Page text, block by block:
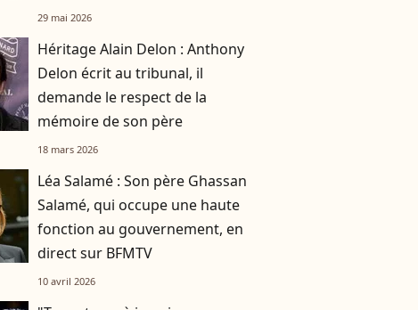
changer
29 mai 2026
Héritage Alain Delon : Anthony
Delon écrit au tribunal, il
demande le respect de la
mémoire de son père
18 mars 2026
Léa Salamé : Son père Ghassan
Salamé, qui occupe une haute
fonction au gouvernement, en
direct sur BFMTV
10 avril 2026